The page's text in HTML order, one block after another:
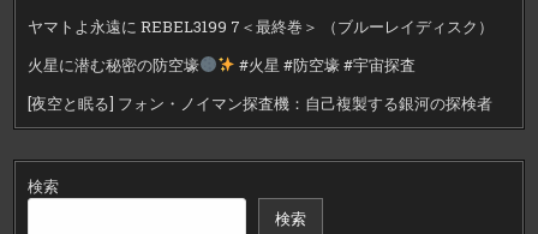
ヤマトよ永遠に REBEL3199 7＜最終巻＞ （ブルーレイディスク）
火星に潜む秘密の防空壕
#火星 #防空壕 #宇宙探査
[夜空と眠る] フォン・ノイマン探査機：自己複製する銀河の探検者
検索
検索